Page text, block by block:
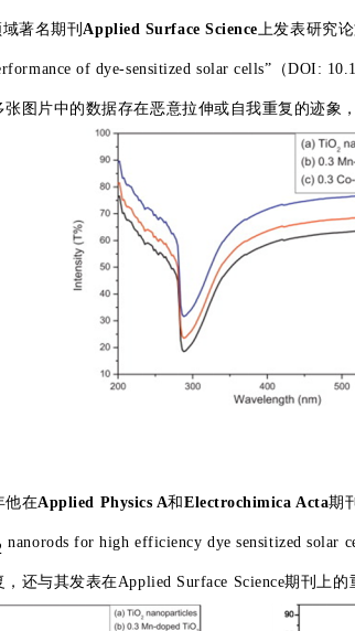
域著名期刊Applied Surface Science上发表研究
of dye-sensitized solar cells”（DOI:
图片中的数据存在恶意拉伸或自我重复的迹象
他在Applied Physics A和 Electrochimica Acta期
nanorods for high efficiency dye sensitized solar
还与其发表在Applied Surface Science期刊上的